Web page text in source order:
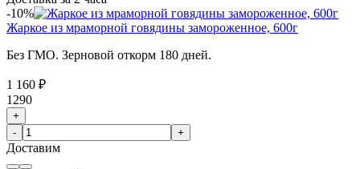
-10%
Жаркое из мраморной говядины замороженное, 600г
Без ГМО. Зерновой откорм 180 дней.
1 160 ₽
1290
+
-
+
Доставим